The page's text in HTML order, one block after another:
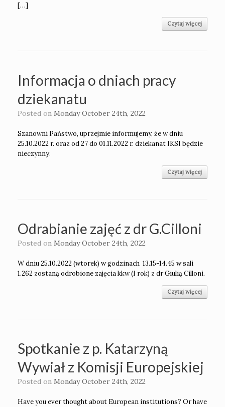
[…]
Czytaj więcej
Informacja o dniach pracy
dziekanatu
Posted on Monday October 24th, 2022
Szanowni Państwo, uprzejmie informujemy, że w dniu
25.10.2022 r. oraz od 27 do 01.11.2022 r. dziekanat IKSI będzie
nieczynny.
Czytaj więcej
Odrabianie zajęć z dr G.Cilloni
Posted on Monday October 24th, 2022
W dniu 25.10.2022 (wtorek) w godzinach 13.15-14.45 w sali
1.262 zostaną odrobione zajęcia kkw (I rok) z dr Giulią Cilloni.
Czytaj więcej
Spotkanie z p. Katarzyną
Wywiał z Komisji Europejskiej
Posted on Monday October 24th, 2022
Have you ever thought about European institutions? Or have